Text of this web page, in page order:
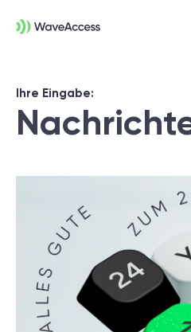
Ihre Eingabe:
Noch nicht
In einer Discovery-
Anforderungen,